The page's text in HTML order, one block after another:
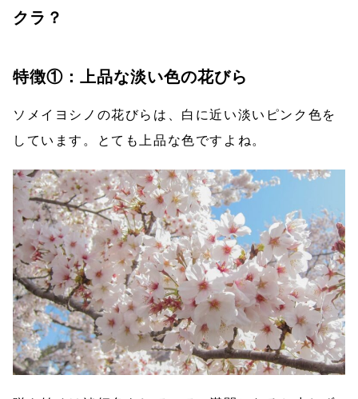
クラ？
特徴①：上品な淡い色の花びら
ソメイヨシノの花びらは、白に近い淡いピンク色を
しています。とても上品な色ですよね。